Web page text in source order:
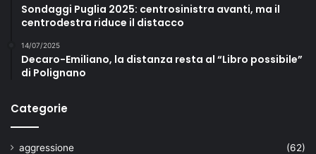
Sondaggi Puglia 2025: centrosinistra avanti, ma il
centrodestra riduce il distacco
14/07/2025
Decaro-Emiliano, la distanza resta al “Libro possibile”
di Polignano
Categorie
aggressione
(62)